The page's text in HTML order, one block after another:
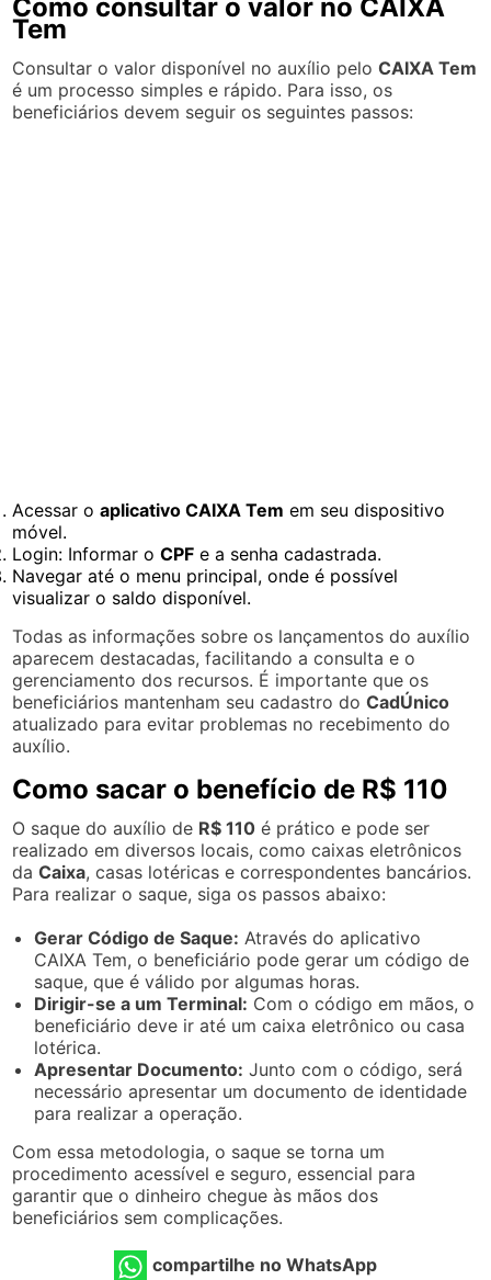
Como consultar o valor no CAIXA
Tem
Consultar o valor disponível no auxílio peloCAIXA Tem
é um processo simples e rápido. Para isso, os
beneficiários devem seguir os seguintes passos:
Acessar oaplicativo CAIXA Tem em seu dispositivo
móvel.
Login: Informar oCPF e a senha cadastrada.
Navegar até o menu principal, onde é possível
visualizar o saldo disponível.
Todas as informações sobre os lançamentos do auxílio
aparecem destacadas, facilitando a consulta e o
gerenciamento dos recursos. É importante que os
beneficiários mantenham seu cadastro doCadÚnico
atualizado para evitar problemas no recebimento do
auxílio.
Como sacar o benefício de R$ 110
O saque do auxílio de R$ 110 é prático e pode ser
realizado em diversos locais, como caixas eletrônicos
daCaixa, casas lotéricas e correspondentes bancários.
Para realizar o saque, siga os passos abaixo:
Gerar Código de Saque: Através do aplicativo
CAIXA Tem, o beneficiário pode gerar um código de
saque, que é válido por algumas horas.
Dirigir-se a um Terminal: Com o código em mãos, o
beneficiário deve ir até um caixa eletrônico ou casa
lotérica.
Apresentar Documento: Junto com o código, será
necessário apresentar um documento de identidade
para realizar a operação.
Com essa metodologia, o saque se torna um
procedimento acessível e seguro, essencial para
garantir que o dinheiro chegue às mãos dos
beneficiários sem complicações.
compartilhe no WhatsApp